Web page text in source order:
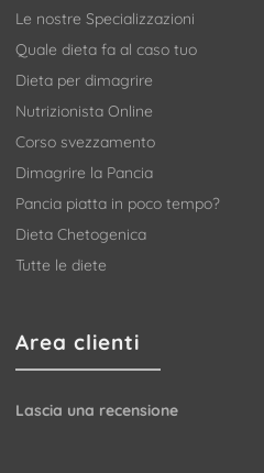
Le nostre Specializzazioni
Quale dieta fa al caso tuo
Dieta per dimagrire
Nutrizionista Online
Corso svezzamento
Dimagrire la Pancia
Pancia piatta in poco tempo?
Dieta Chetogenica
Tutte le diete
Area clienti
Lascia una recensione